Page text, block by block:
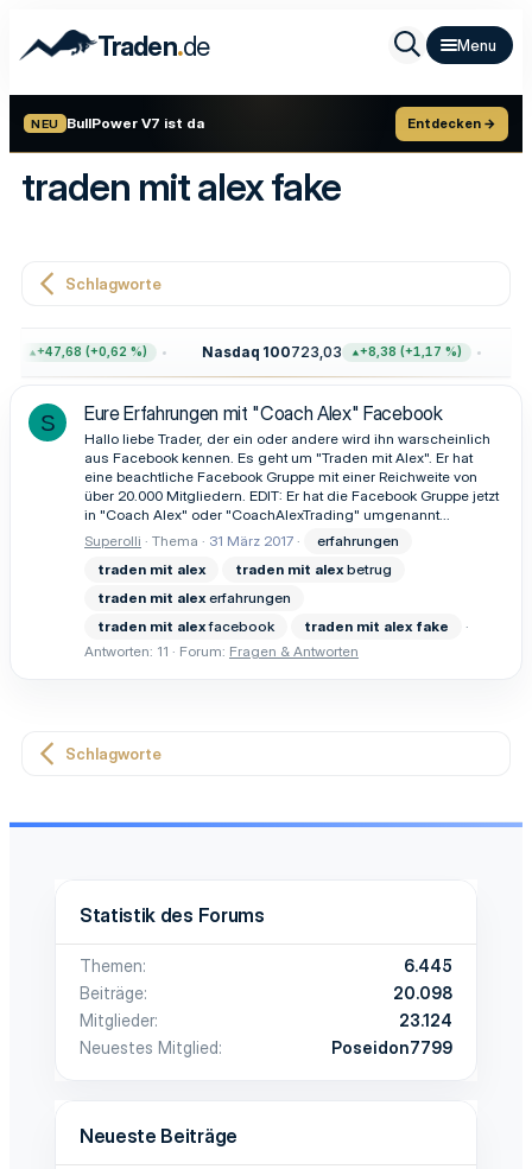
Traden.de
NEU BullPower V7 ist da Entdecken →
traden mit alex fake
Schlagworte
+47,68 (+0,62 %) Nasdaq 100723,03 +8,38 (+1,17 %)
S Eure Erfahrungen mit "Coach Alex" Facebook
Hallo liebe Trader, der ein oder andere wird ihn warscheinlich
aus Facebook kennen. Es geht um "Traden mit Alex". Er hat
eine beachtliche Facebook Gruppe mit einer Reichweite von
über 20.000 Mitgliedern. EDIT: Er hat die Facebook Gruppe jetzt
in "Coach Alex" oder "CoachAlexTrading" umgenannt...
Superolli
Thema 31 März 2017
erfahrungen
traden mit alex traden mit alexbetrug
traden mit alexerfahrungen
traden mit alexfacebook traden mit alex fake
Antworten: 11
Forum: Fragen & Antworten
Schlagworte
Statistik des Forums
Themen
6.445
Beiträge
20.098
Mitglieder
23.124
Neuestes Mitglied
Poseidon7799
Neueste Beiträge